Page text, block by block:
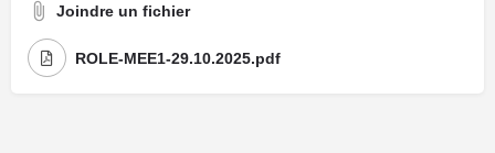
Joindre un fichier
ROLE-MEE1-29.10.2025.pdf